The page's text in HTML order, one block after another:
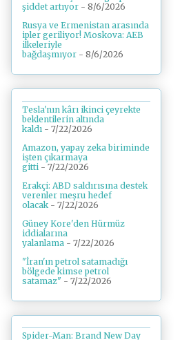
şiddet artıyor - 8/6/2026
Rusya ve Ermenistan arasında
ipler geriliyor! Moskova: AEB
ilkeleriyle
bağdaşmıyor - 8/6/2026
Tesla'nın kârı ikinci çeyrekte
beklentilerin altında
kaldı - 7/22/2026
Amazon, yapay zeka biriminde
işten çıkarmaya
gitti - 7/22/2026
Erakçi: ABD saldırısına destek
verenler meşru hedef
olacak - 7/22/2026
Güney Kore'den Hürmüz
iddialarına
yalanlama - 7/22/2026
"İran'ın petrol satamadığı
bölgede kimse petrol
satamaz" - 7/22/2026
Spider-Man: Brand New Day